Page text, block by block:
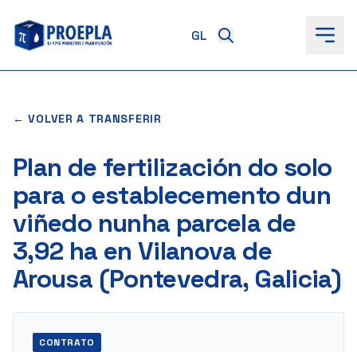
ao
contido
← VOLVER A TRANSFERIR
Plan de fertilización do solo
para o establecemento dun
viñedo nunha parcela de
3,92 ha en Vilanova de
Arousa (Pontevedra, Galicia)
CONTRATO